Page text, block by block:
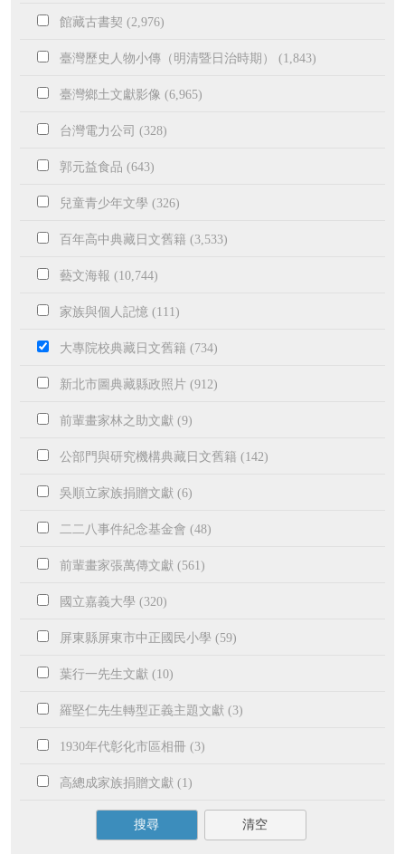
館藏古書契 (2,976)
臺灣歷史人物小傳（明清暨日治時期） (1,843)
臺灣鄉土文獻影像 (6,965)
台灣電力公司 (328)
郭元益食品 (643)
兒童青少年文學 (326)
百年高中典藏日文舊籍 (3,533)
藝文海報 (10,744)
家族與個人記憶 (111)
大專院校典藏日文舊籍 (734)
新北市圖典藏縣政照片 (912)
前輩畫家林之助文獻 (9)
公部門與研究機構典藏日文舊籍 (142)
吳順立家族捐贈文獻 (6)
二二八事件紀念基金會 (48)
前輩畫家張萬傳文獻 (561)
國立嘉義大學 (320)
屏東縣屏東市中正國民小學 (59)
葉行一先生文獻 (10)
羅堅仁先生轉型正義主題文獻 (3)
1930年代彰化市區相冊 (3)
高總成家族捐贈文獻 (1)
搜尋 清空